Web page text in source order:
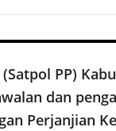
PP)
dan
Perjanjian